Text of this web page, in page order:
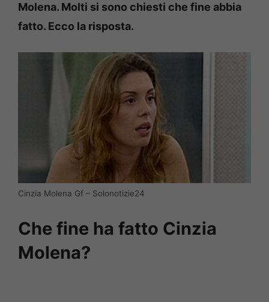
Molena. Molti si sono chiesti che fine abbia
fatto. Ecco la risposta.
Cinzia Molena Gf – Solonotizie24
Che fine ha fatto Cinzia
Molena?